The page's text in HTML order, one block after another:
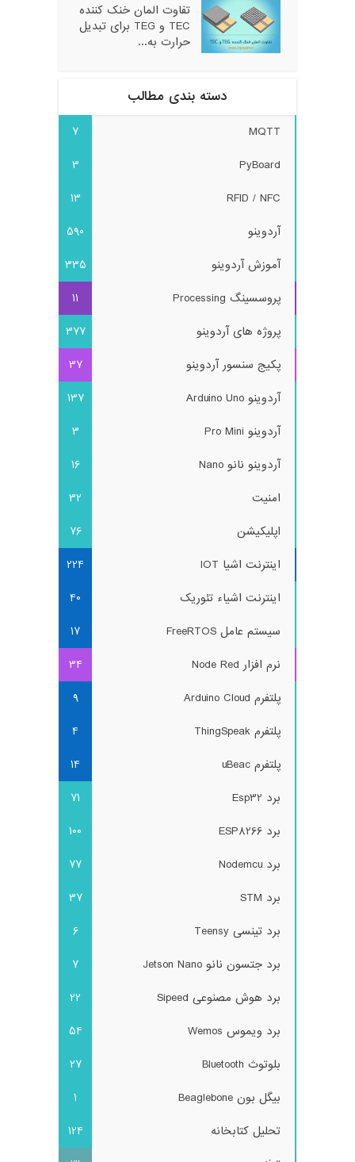
تفاوت المان خنک کننده
TEC و TEG برای تبدیل
حرارت به...
دسته بندی مطالب
MQTT
7
PyBoard
3
RFID / NFC
13
آردوینو
590
آموزش آردوینو
335
پروسسینگ Processing
11
پروژه های آردوینو
377
پکیج سنسور آردوینو
37
آردوینو Arduino Uno
137
آردوینو Pro Mini
3
آردوینو نانو Nano
16
امنیت
32
اپلیکیشن
76
اینترنت اشیا IOT
224
اینترنت اشیاء تئوریک
40
سیستم عامل FreeRTOS
17
نرم افزار Node Red
34
پلتفرم Arduino Cloud
9
پلتفرم ThingSpeak
4
پلتفرم uBeac
14
برد Esp32
71
برد ESP8266
100
برد Nodemcu
77
برد STM
37
برد تینسی Teensy
6
برد جتسون نانو Jetson Nano
7
برد هوش مصنوعی Sipeed
22
برد ویموس Wemos
54
بلوتوث Bluetooth
27
بیگل بون Beaglebone
1
تحلیل کتابخانه
124